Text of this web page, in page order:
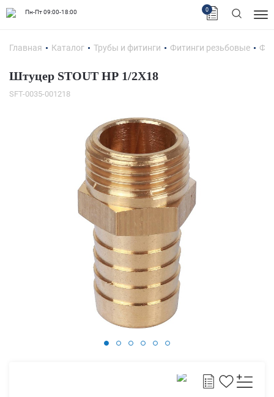
Пн-Пт 09:00-18:00 0
Главная Каталог Трубы и фитинги Фитинги резьбовые
Штуцер STOUT НР 1/2X18
SFT-0035-001218